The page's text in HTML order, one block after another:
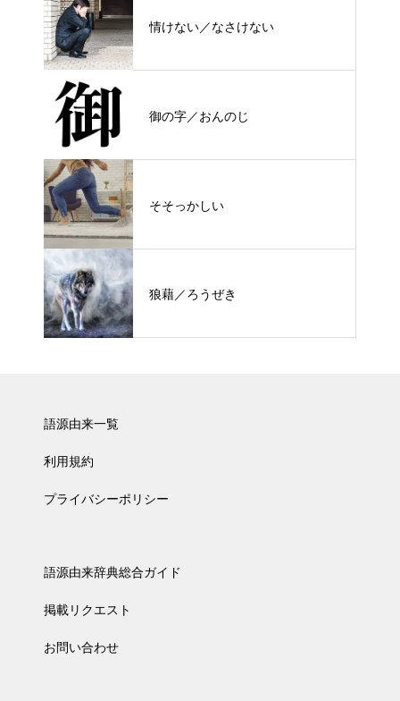
情けない／なさけない
御の字／おんのじ
そそっかしい
狼藉／ろうぜき
語源由来一覧
利用規約
プライバシーポリシー
語源由来辞典総合ガイド
掲載リクエスト
お問い合わせ